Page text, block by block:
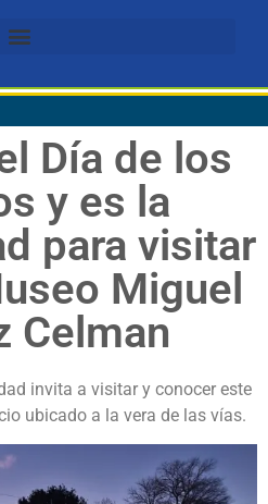
Día de los
y es la
para visitar
Miguel
Celman
invita a visitar y conocer este
ubicado a la vera de las vías.